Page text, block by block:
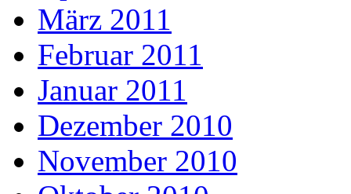
März 2011
Februar 2011
Januar 2011
Dezember 2010
November 2010